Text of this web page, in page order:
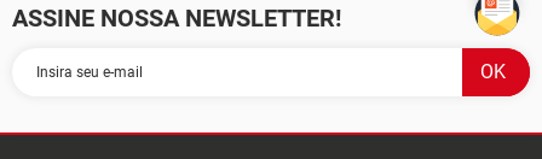
ASSINE NOSSA NEWSLETTER!